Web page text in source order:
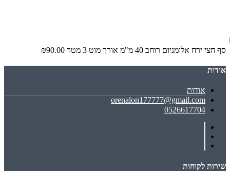
סף חצי ירח אלומניום רוחב 40 מ"מ אורך מוט 3 מטר ₪90.00
אודות
אודות
orenalon177777@gmail.com
0526617704
שירות לקוחות